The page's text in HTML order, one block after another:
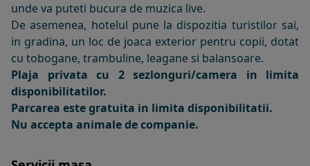
unde va puteti bucura de muzica live.
De asemenea, hotelul pune la dispozitia turistilor sai,
in gradina, un loc de joaca exterior pentru copii, dotat
cu tobogane, trambuline, leagane si balansoare.
Plaja privata cu 2 sezlonguri/camera in limita
disponibilitatilor.
Parcarea este gratuita in limita disponibilitatii.
Nu accepta animale de companie.